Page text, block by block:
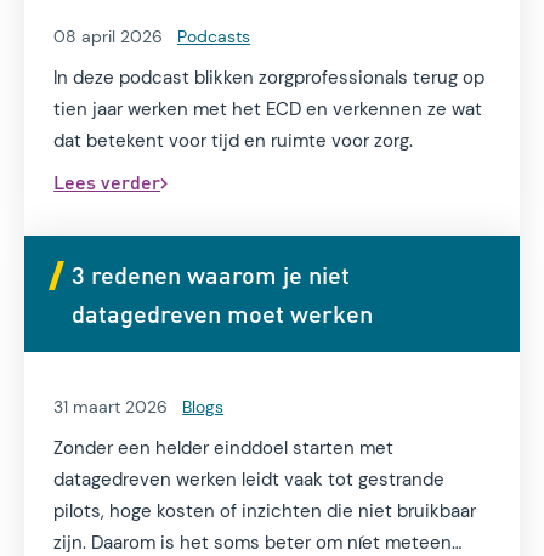
08 april 2026 Podcasts
In deze podcast blikken zorgprofessionals terug op
tien jaar werken met het ECD en verkennen ze wat
dat betekent voor tijd en ruimte voor zorg.
Lees verder
3 redenen waarom je niet
datagedreven moet werken
31 maart 2026 Blogs
Zonder een helder einddoel starten met
datagedreven werken leidt vaak tot gestrande
pilots, hoge kosten of inzichten die niet bruikbaar
zijn. Daarom is het soms beter om níet meteen